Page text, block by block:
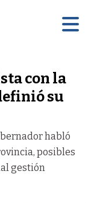
con la
su
habló
posibles
gestión